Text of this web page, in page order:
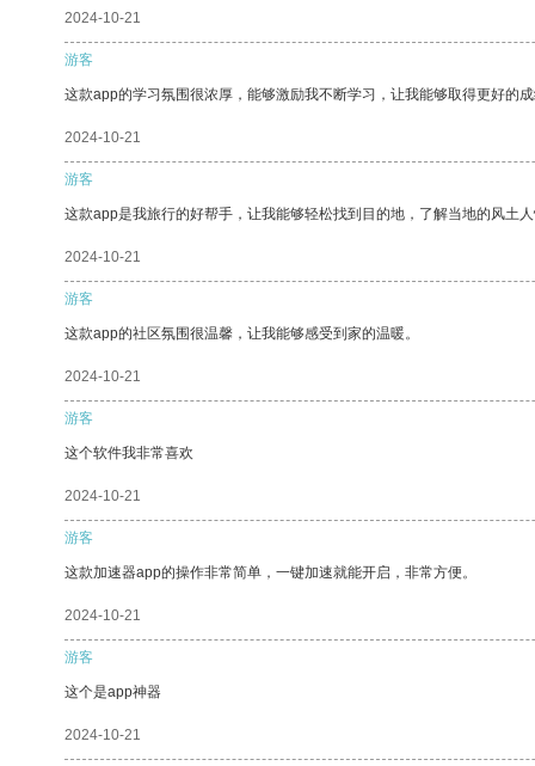
2024-10-21
游客
这款app的学习氛围很浓厚，能够激励我不断学习，让我能够取得更好的
2024-10-21
游客
这款app是我旅行的好帮手，让我能够轻松找到目的地，了解当地的风土
2024-10-21
游客
这款app的社区氛围很温馨，让我能够感受到家的温暖。
2024-10-21
游客
这个软件我非常喜欢
2024-10-21
游客
这款加速器app的操作非常简单，一键加速就能开启，非常方便。
2024-10-21
游客
这个是app神器
2024-10-21